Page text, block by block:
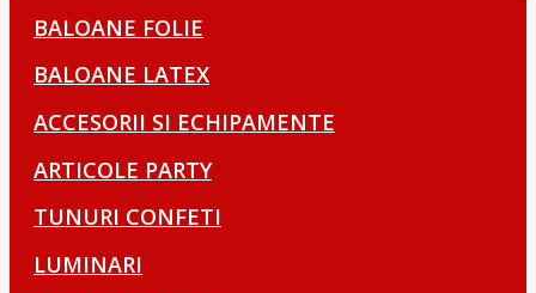
BALOANE FOLIE
BALOANE LATEX
ACCESORII SI ECHIPAMENTE
ARTICOLE PARTY
TUNURI CONFETI
LUMINARI